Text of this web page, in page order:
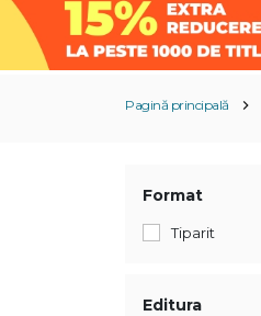
Pagină principală
Format
Tiparit
Editura